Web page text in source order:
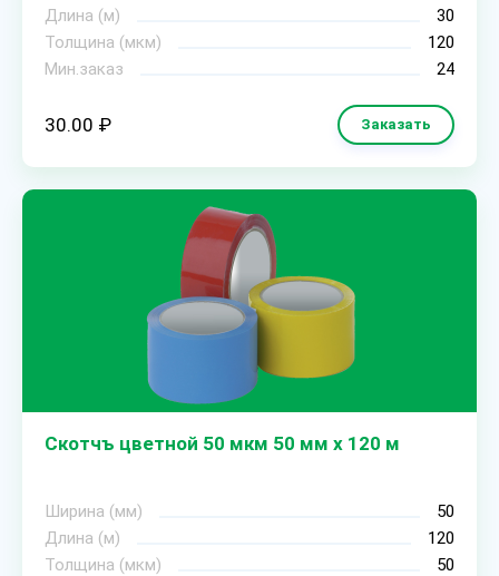
Длина (м)
30
Толщина (мкм)
120
Мин.заказ
24
30.00 ₽ Заказать
Скотчъ цветной 50 мкм 50 мм х 120 м
Ширина (мм)
50
Длина (м)
120
Толщина (мкм)
50